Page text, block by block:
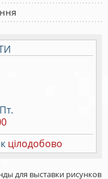
цілодобово
для выставки рисунков